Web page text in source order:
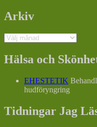
Arkiv
Arkiv
Hälsa och
EHESTETIK
hudföryngring
Tidningar Jag